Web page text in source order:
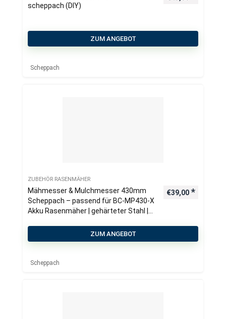
scheppach (DIY)
ZUM ANGEBOT
Scheppach
ZUBEHÖR RASENMÄHER
Mähmesser & Mulchmesser 430mm
Scheppach – passend für BC-MP430-X
Akku Rasenmäher | gehärteter Stahl |
€39,00
ZUM ANGEBOT
Scheppach